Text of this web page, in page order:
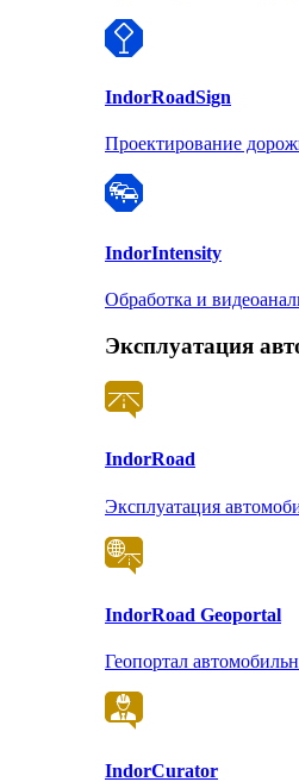
IndorRoadSign
Проектирование
IndorIntensity
Обработка и
Эксплуатация
IndorRoad
Эксплуатация
IndorRoad Geoportal
Геопортал
IndorCurator